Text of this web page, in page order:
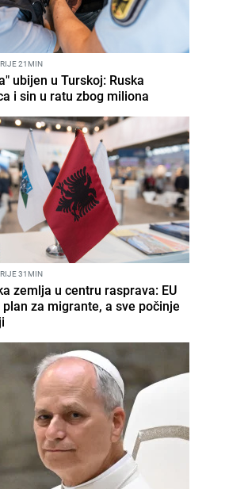
21MIN
ubijen u Turskoj: Ruska
i sin u ratu zbog miliona
31MIN
zemlja u centru rasprava: EU
za migrante, a sve počinje